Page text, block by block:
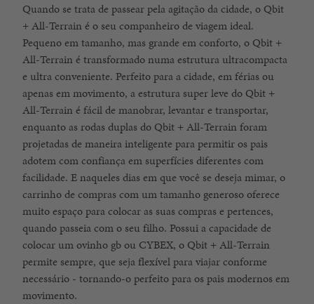
Quando se trata de passear pela agitação da cidade, o Qbit
+ All-Terrain é o seu companheiro de viagem ideal.
Pequeno em tamanho, mas grande em conforto, o Qbit +
All-Terrain é transformado numa estrutura ultracompacta
e ultra conveniente. Perfeito para a cidade, em férias ou
apenas em movimento, a estrutura super leve do Qbit +
All-Terrain é fácil de manobrar, levantar e transportar,
enquanto as rodas duplas do Qbit + All-Terrain foram
projetadas de maneira inteligente para permitir os pais
adotem com confiança em superfícies diferentes com
facilidade. E naqueles dias em que você se deseja mimar, o
carrinho de compras com um tamanho generoso oferece
muito espaço para colocar as suas compras e pertences,
quando passeia com o seu filho. Possui a capacidade de
colocar um ovinho gb ou CYBEX, o Qbit + All-Terrain
permite sempre, que seja flexível para viajar conforme
necessário - tornando-o perfeito para os pais modernos em
movimento.